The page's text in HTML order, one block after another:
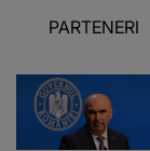
PARTENERI